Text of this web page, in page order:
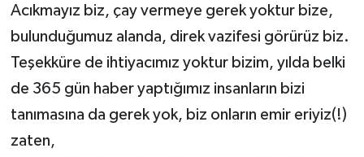
Acıkmayız biz, çay vermeye gerek yoktur bize,
bulunduğumuz alanda, direk vazifesi görürüz biz.
Teşekküre de ihtiyacımız yoktur bizim, yılda belki
de 365 gün haber yaptığımız insanların bizi
tanımasına da gerek yok, biz onların emir eriyiz(!)
zaten,